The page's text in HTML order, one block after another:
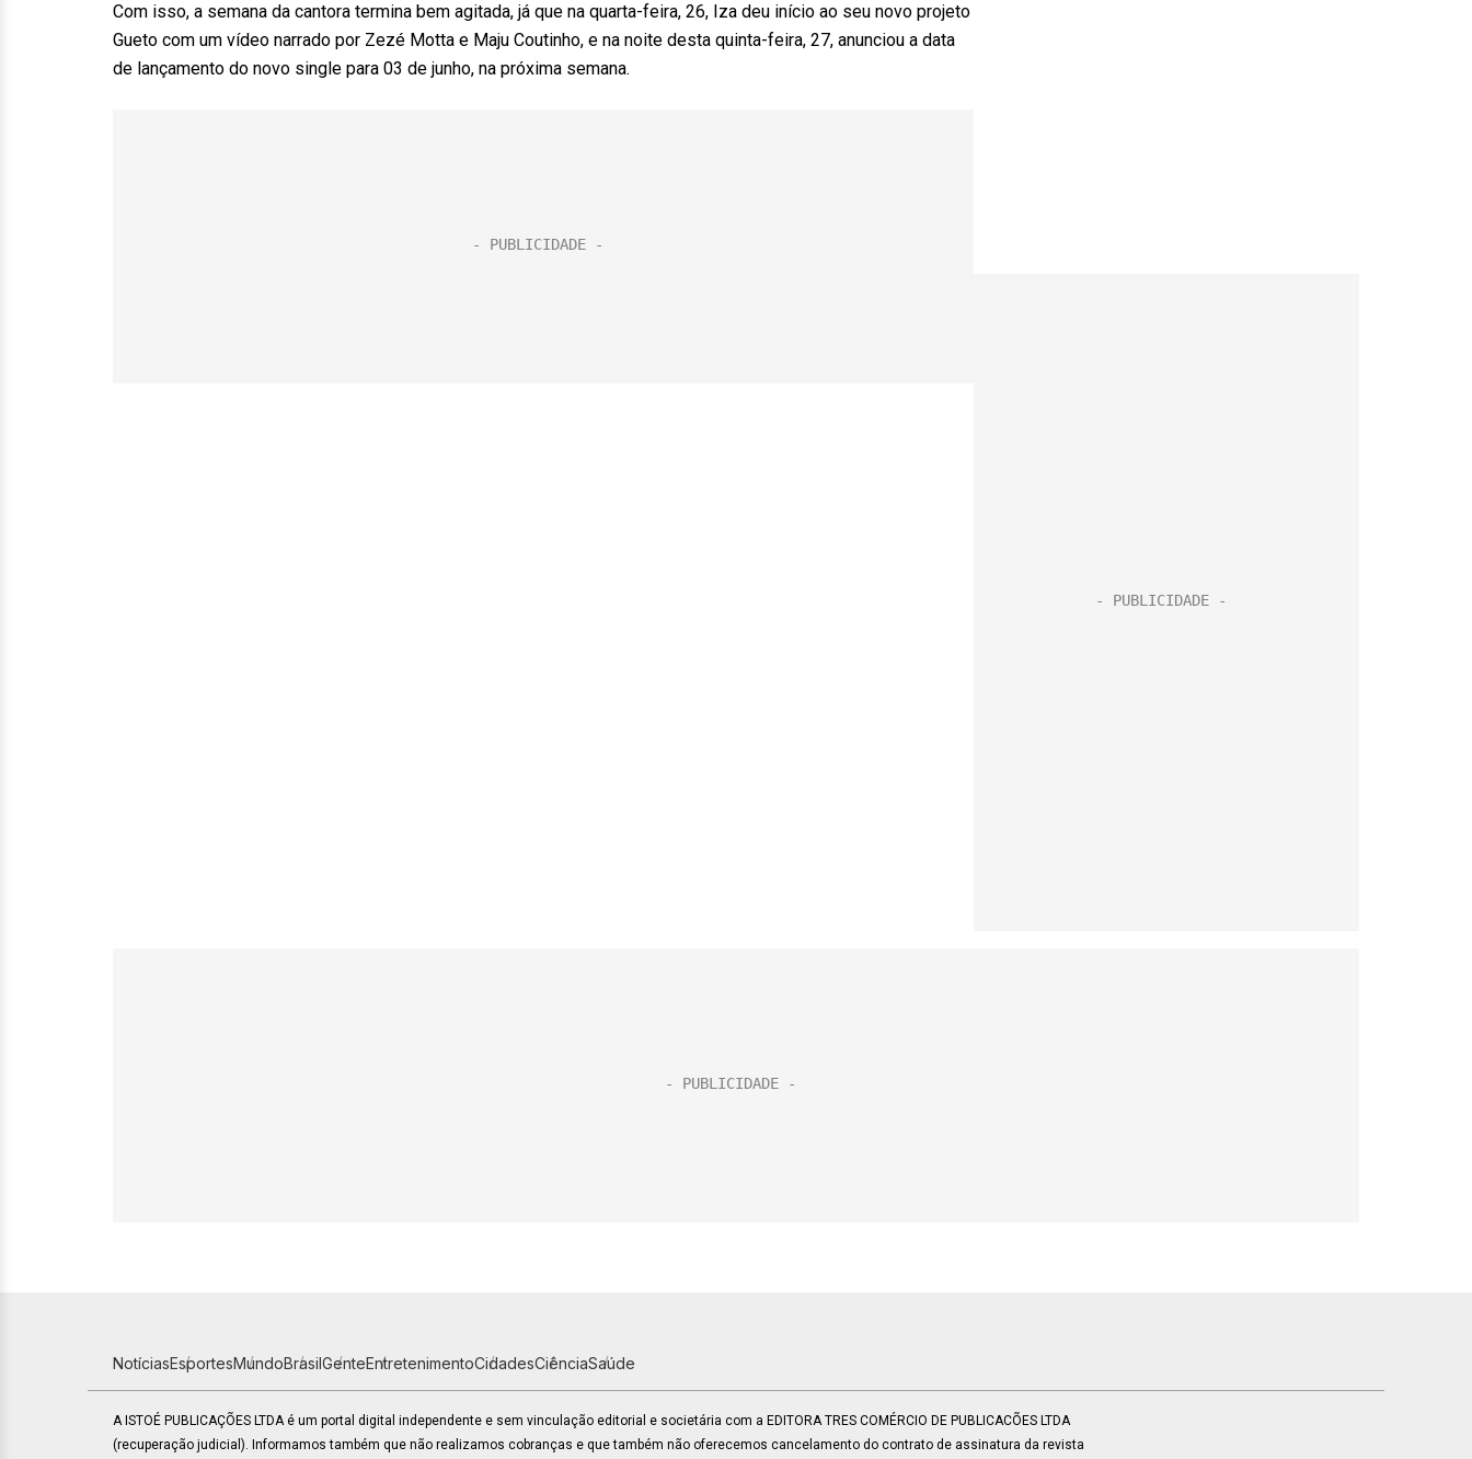
Com isso, a semana da cantora termina bem agitada, já que na quarta-feira, 26, Iza deu início ao seu novo projeto
Gueto com um vídeo narrado por Zezé Motta e Maju Coutinho, e na noite desta quinta-feira, 27, anunciou a data
de lançamento do novo single para 03 de junho, na próxima semana.
NotíciasEsportesMundoBrasilGenteEntretenimentoCidadesCiênciaSaúde
A ISTOÉ PUBLICAÇÕES LTDA é um portal digital independente e sem vinculação editorial e societária com a EDITORA TRES COMÉRCIO DE PUBLICACÕES LTDA
(recuperação judicial). Informamos também que não realizamos cobranças e que também não oferecemos cancelamento do contrato de assinatura da revista